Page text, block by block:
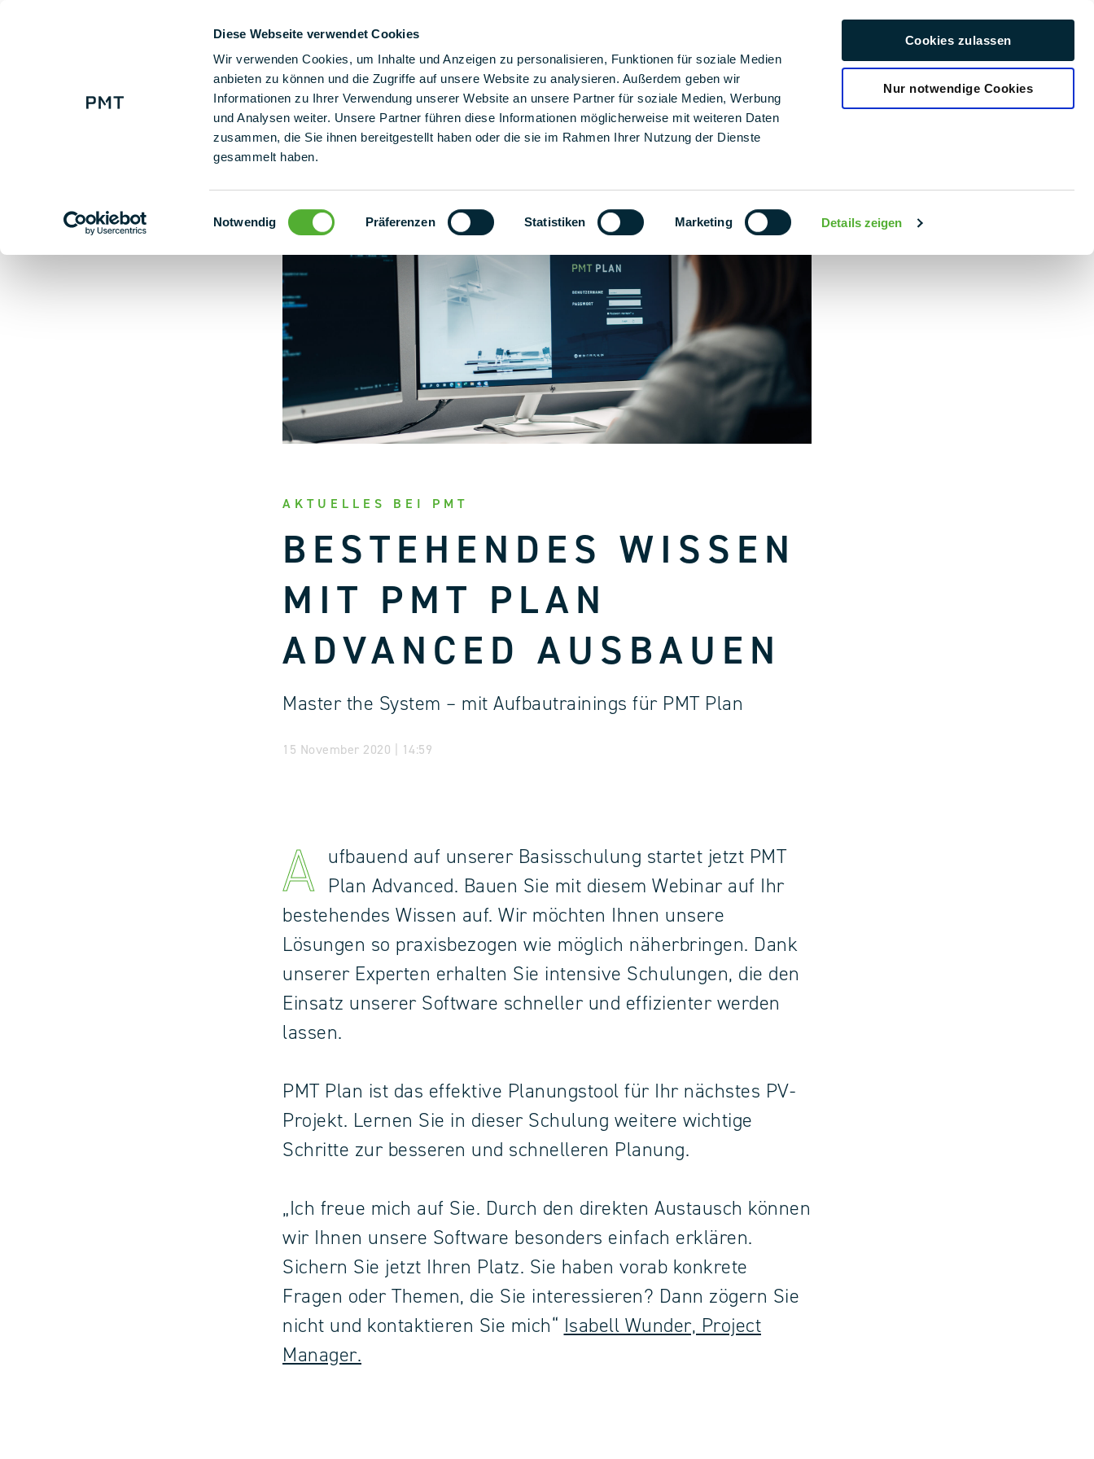
Diese Webseite verwendet Cookies
Wir verwenden Cookies, um Inhalte und Anzeigen zu personalisieren, Funktionen für soziale Medien
anbieten zu können und die Zugriffe auf unsere Website zu analysieren. Außerdem geben wir
Informationen zu Ihrer Verwendung unserer Website an unsere Partner für soziale Medien, Werbung
und Analysen weiter. Unsere Partner führen diese Informationen möglicherweise mit weiteren Daten
zusammen, die Sie ihnen bereitgestellt haben oder die sie im Rahmen Ihrer Nutzung der Dienste
gesammelt haben.
Einwilligungsauswahl
Notwendig Präferenzen Statistiken Marketing Details zeigen
Cookies zulassen
Nur notwendige Cookies
+ 49 (0) 9225 95500 Unsere Montagelösungen
Bestehendes Wissen mit PMT Plan Advanced ausbauen
AKTUELLES BEI PMT
BESTEHENDES WISSEN
MIT PMT PLAN
ADVANCED AUSBAUEN
Master the System – mit Aufbautrainings für PMT Plan
15 November 2020 | 14:59
A ufbauend auf unserer Basisschulung startet jetzt PMT
Plan Advanced. Bauen Sie mit diesem Webinar auf Ihr
bestehendes Wissen auf. Wir möchten Ihnen unsere
Lösungen so praxisbezogen wie möglich näherbringen. Dank
unserer Experten erhalten Sie intensive Schulungen, die den
Einsatz unserer Software schneller und effizienter werden
lassen.
PMT Plan ist das effektive Planungstool für Ihr nächstes PV-
Projekt. Lernen Sie in dieser Schulung weitere wichtige
Schritte zur besseren und schnelleren Planung.
„Ich freue mich auf Sie. Durch den direkten Austausch können
wir Ihnen unsere Software besonders einfach erklären.
Sichern Sie jetzt Ihren Platz. Sie haben vorab konkrete
Fragen oder Themen, die Sie interessieren? Dann zögern Sie
nicht und kontaktieren Sie mich“ Isabell Wunder, Project
Manager.